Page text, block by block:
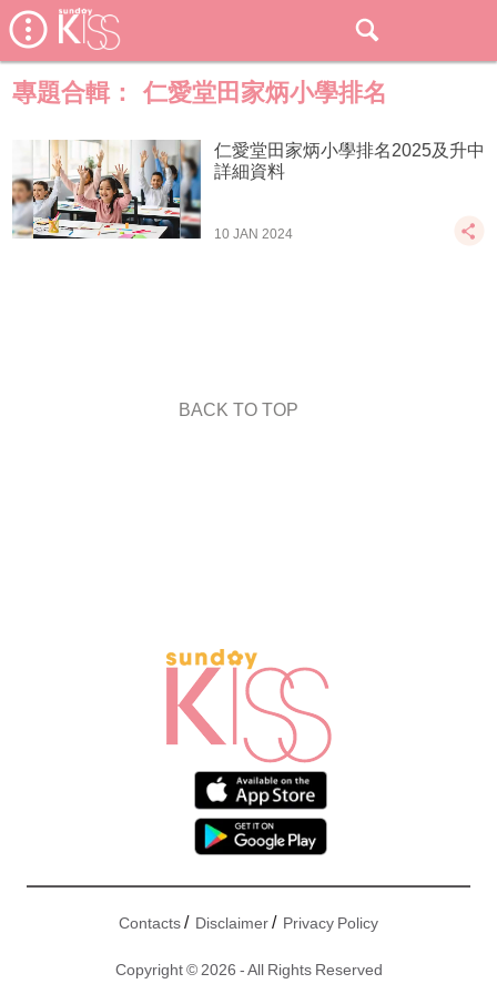
專題合輯： 仁愛堂田家炳小學排名
仁愛堂田家炳小學排名2025及升中
詳細資料
10 JAN 2024
BACK TO TOP
Contacts/ Disclaimer/ Privacy Policy
Copyright © 2026 - All Rights Reserved